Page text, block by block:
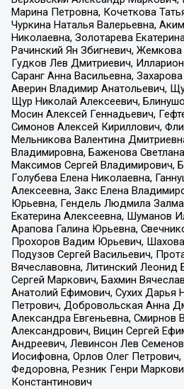
Марина Петровна, Кочеткова
Чуркина Наталья Валерьевна,
Николаевна, Золотарева
Рачинский Ян Збигневич,
Гудков Лев Дмитриевич,
Саранг Анна Васильевна,
Аверин Владимир Анатольевич,
Щур Николай Алексеевич,
Мосин Алексей Геннадьевич,
Симонов Алексей Кириллович,
Мельникова Валентина
Владимировна, Баженова
Максимов Сергей Владимирович,
Голубева Елена Николаевна,
Алексеевна, Закс Елена
Юрьевна, Гендель Людмила
Екатерина Алексеевна, Шуманов
Арапова Галина Юрьевна,
Прохоров Вадим Юрьевич,
Подузов Сергей Васильевич,
Вячеславовна, Литинский Леонид
Сергей Маркович, Бахмин
Анатолий Ефимович, Сухих Дарья
Петрович, Добровольская Анна
Александра Евгеньевна, Смирнов
Александрович, Вицин Сергей
Андреевич, Левинсон Лев
Иосифовна, Орлов Олег
Федоровна, Резник Генри
Константинович